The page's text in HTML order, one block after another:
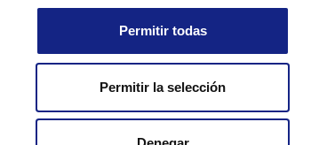
Permitir todas
Permitir la selección